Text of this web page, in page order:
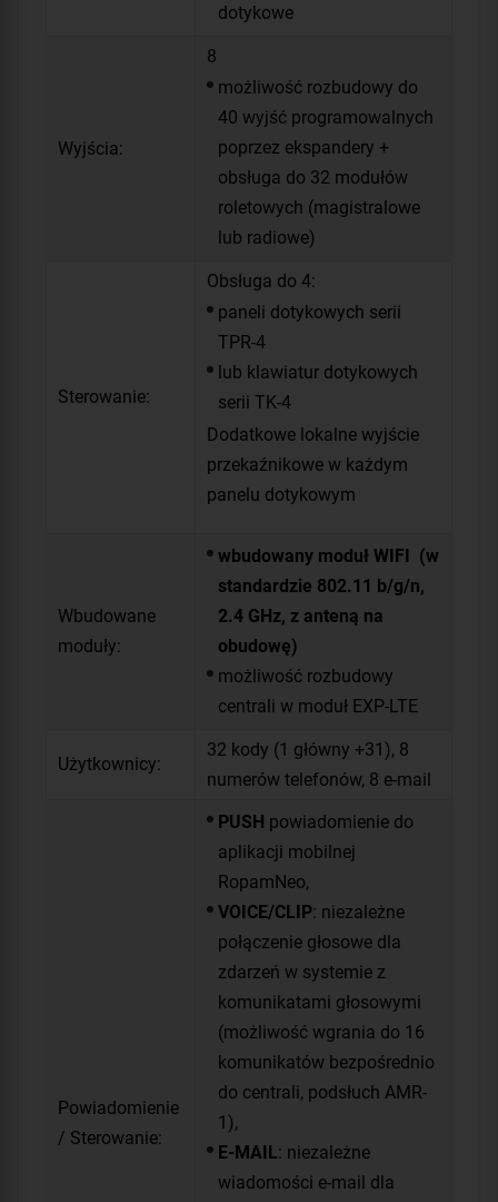
dotykowe
Wyjścia:
8
możliwość rozbudowy do
40 wyjść programowalnych
poprzez ekspandery +
obsługa do 32 modułów
roletowych (magistralowe
lub radiowe)
Sterowanie:
Obsługa do 4:
paneli dotykowych serii
TPR-4
lub klawiatur dotykowych
serii TK-4
Dodatkowe lokalne wyjście
przekaźnikowe w każdym
panelu dotykowym
Wbudowane
moduły:
wbudowany moduł WIFI (w
standardzie 802.11 b/g/n,
2.4 GHz, z anteną na
obudowę)
możliwość rozbudowy
centrali w moduł EXP-LTE
Użytkownicy:
32 kody (1 główny +31), 8
numerów telefonów, 8 e-mail
Powiadomienie
/ Sterowanie:
PUSH powiadomienie do
aplikacji mobilnej
RopamNeo,
VOICE/CLIP: niezależne
połączenie głosowe dla
zdarzeń w systemie z
komunikatami głosowymi
(możliwość wgrania do 16
komunikatów bezpośrednio
do centrali, podsłuch AMR-
1),
E-MAIL: niezależne
wiadomości e-mail dla